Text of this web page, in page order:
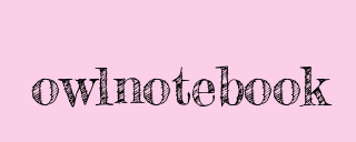
owlnotebook